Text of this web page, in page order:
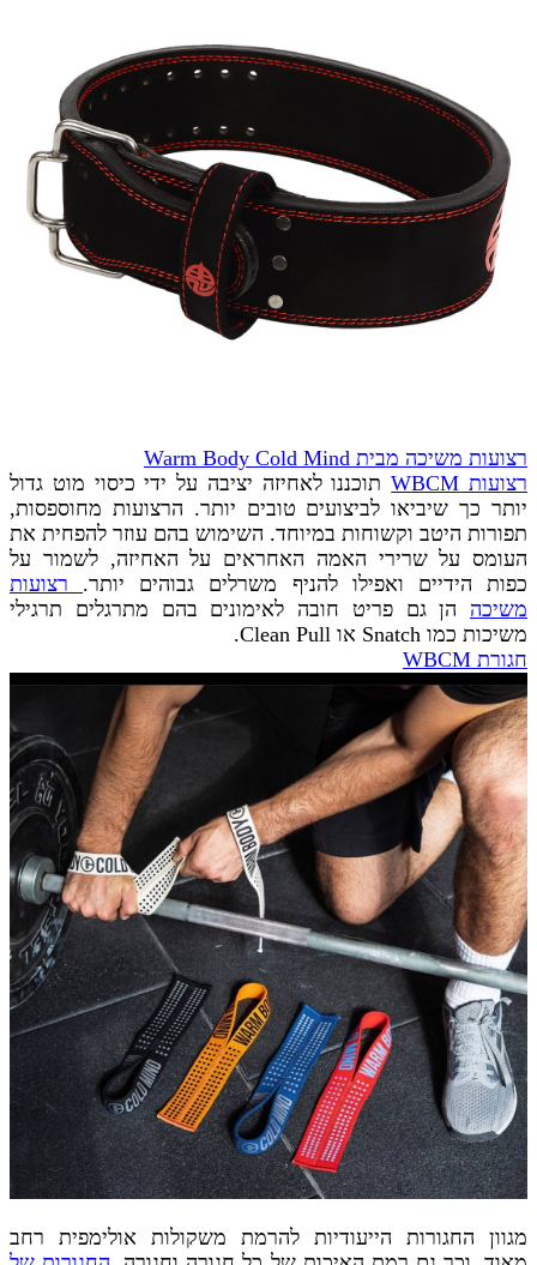
רצועות משיכה מבית Warm Body Cold Mind
רצועות WBCM
תוכננו לאחיזה יציבה על ידי כיסוי מוט גדול
יותר כך שיביאו לביצועים טובים יותר. הרצועות מחוספסות,
תפורות היטב וקשוחות במיוחד. השימוש בהם עוזר להפחית את
העומס על שרירי האמה האחראים על האחיזה, לשמור על
כפות הידיים ואפילו להניף משרלים גבוהים יותר. רצועות
משיכה הן גם פריט חובה לאימונים בהם מתרגלים תרגילי
משיכות כמו Snatch או Clean Pull.
חגורת WBCM
מגוון החגורות הייעודיות להרמת משקולות אולימפית רחב